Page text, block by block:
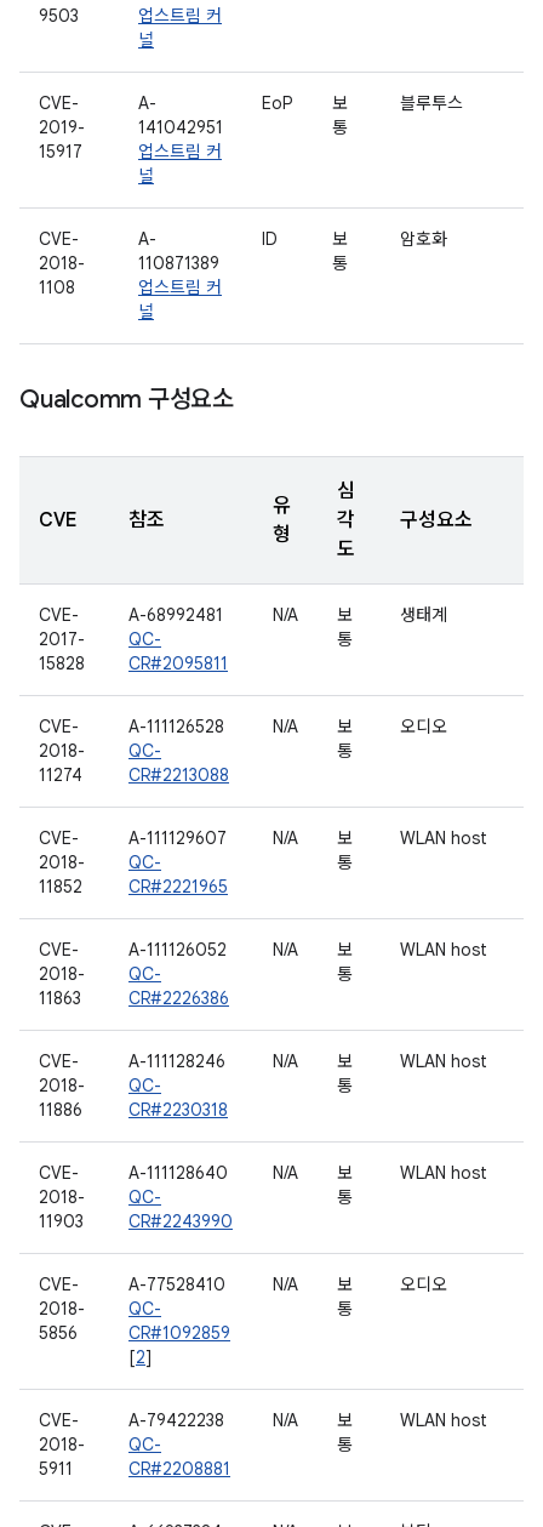
9503
업스트림 커
널
CVE-
2019-
15917
A-
141042951
업스트림 커
널
EoP
보
통
블루투스
CVE-
2018-
1108
A-
110871389
업스트림 커
널
ID
보
통
암호화
Qualcomm 구성요소
CVE 참조
유
형
심
각
도
구성요소
CVE-
2017-
15828
A-68992481
QC-
CR#2095811
N/A
보
통
생태계
CVE-
2018-
11274
A-111126528
QC-
CR#2213088
N/A
보
통
오디오
CVE-
2018-
11852
A-111129607
QC-
CR#2221965
N/A
보
통
WLAN host
CVE-
2018-
11863
A-111126052
QC-
CR#2226386
N/A
보
통
WLAN host
CVE-
2018-
11886
A-111128246
QC-
CR#2230318
N/A
보
통
WLAN host
CVE-
2018-
11903
A-111128640
QC-
CR#2243990
N/A
보
통
WLAN host
CVE-
2018-
5856
A-77528410
QC-
CR#1092859
[2]
N/A
보
통
오디오
CVE-
2018-
5911
A-79422238
QC-
CR#2208881
N/A
보
통
WLAN host